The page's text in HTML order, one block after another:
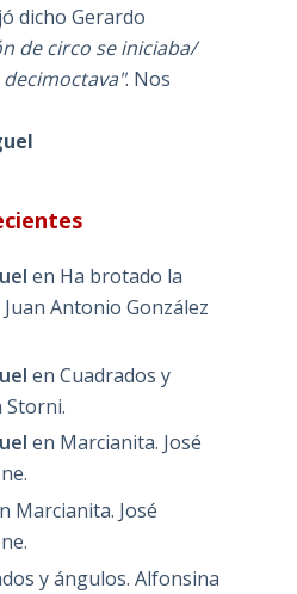
dicho Gerardo
de circo se iniciaba/
. Nos
en Ha brotado la
Antonio González
en Cuadrados y
Storni.
en Marcianita. José
Marcianita. José
y ángulos. Alfonsina